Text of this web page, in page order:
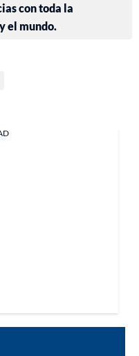
con toda la
el mundo.